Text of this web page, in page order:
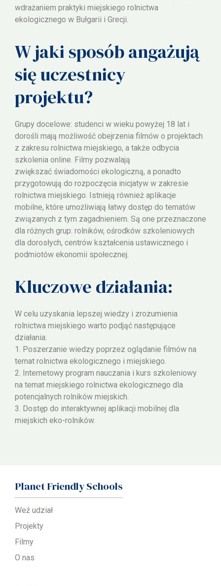
wdrażaniem praktyki miejskiego rolnictwa
ekologicznego w Bułgarii i Grecji.
W jaki sposób angażują
się uczestnicy
projektu?
Grupy docelowe: studenci w wieku powyżej 18 lat i
dorośli mają możliwość obejrzenia filmów o projektach
z zakresu rolnictwa miejskiego, a także odbycia
szkolenia online. Filmy pozwalają
zwiększać świadomości ekologiczną, a ponadto
przygotowują do rozpoczęcia inicjatyw w zakresie
rolnictwa miejskiego. Istnieją również aplikacje
mobilne, które umożliwiają łatwy dostęp do tematów
związanych z tym zagadnieniem. Są one przeznaczone
dla różnych grup: rolników, ośrodków szkoleniowych
dla dorosłych, centrów kształcenia ustawicznego i
podmiotów ekonomii społecznej.
Kluczowe działania:
W celu uzyskania lepszej wiedzy i zrozumienia
rolnictwa miejskiego warto podjąć następujące
działania:
1. Poszerzanie wiedzy poprzez oglądanie filmów na
temat rolnictwa ekologicznego i miejskiego.
2. Internetowy program nauczania i kurs szkoleniowy
na temat miejskiego rolnictwa ekologicznego dla
potencjalnych rolników miejskich.
3. Dostęp do interaktywnej aplikacji mobilnej dla
miejskich eko-rolników.
Planet Friendly Schools
Weź udział
Projekty
Filmy
O nas